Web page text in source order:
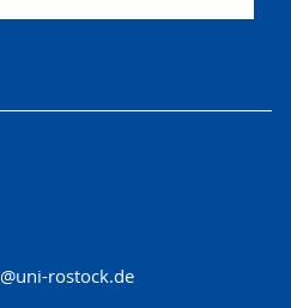
@uni-rostock.de